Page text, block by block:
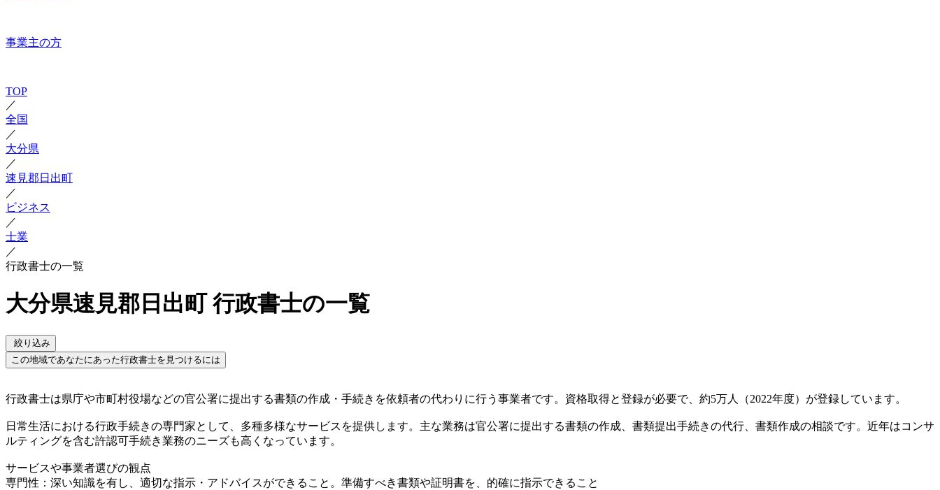
事業主の方
TOP
／
全国
／
大分県
／
速見郡日出町
／
ビジネス
／
士業
／
行政書士の一覧
大分県速見郡日出町 行政書士の一覧
絞り込み
この地域であなたにあった行政書士を見つけるには
行政書士は県庁や市町村役場などの官公署に提出する書類の作成・手続きを依頼者の代わりに行う事業者です。資格取得と登録が必要で、約5万人（2022年度）が登録しています。
日常生活における行政手続きの専門家として、多種多様なサービスを提供します。主な業務は官公署に提出する書類の作成、書類提出手続きの代行、書類作成の相談です。近年はコンサ
ルティングを含む許認可手続き業務のニーズも高くなっています。
サービスや事業者選びの観点
専門性：深い知識を有し、適切な指示・アドバイスができること。準備すべき書類や証明書を、的確に指示できること